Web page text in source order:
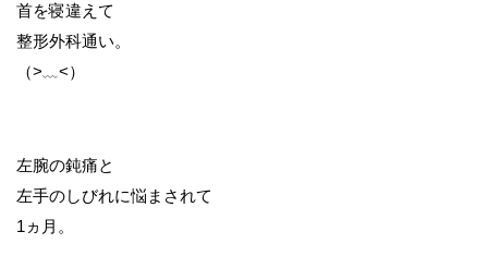
首を寝違えて
整形外科通い。
（>﹏<）
左腕の鈍痛と
左手のしびれに悩まされて
1ヵ月。